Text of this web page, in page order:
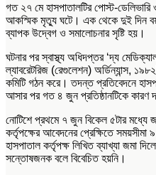
গত ২৭ মে হাসপাতালটির পোস্ট-ডেলিভারি
আকস্মিক মৃত্যু ঘটে। এক থেকে দুই দিন
ব্যাপক উদ্বেগ ও সমালোচনার সৃষ্টি হয়।
ঘটনার পর স্বাস্থ্য অধিদপ্তর ‘দ্য
ল্যাবরেটরিজ (রেগুলেশন) অর্ডিন্যান্স,
কমিটি গঠন করে। তদন্ত প্রতিবেদনে
আসার পর গত ৪ জুন প্রতিষ্ঠানটিকে কারণ
নোটিশে প্রথমে ৭ জুন বিকেল ৫টার মধ্যে
কর্তৃপক্ষের আবেদনের প্রেক্ষিতে সময়সীমা
হাসপাতাল কর্তৃপক্ষ লিখিত ব্যাখ্যা জমা
সন্তোষজনক বলে বিবেচিত হয়নি।